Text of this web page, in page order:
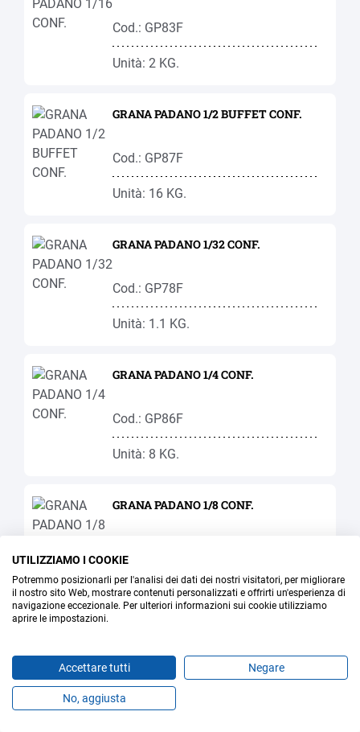
Prodotti Preferiti Temi
Cod.: GP83F
Unità: 2 KG.
GRANA PADANO 1/2 BUFFET CONF.
Cod.: GP87F
Unità: 16 KG.
GRANA PADANO 1/32 CONF.
Cod.: GP78F
Unità: 1.1 KG.
GRANA PADANO 1/4 CONF.
Cod.: GP86F
Unità: 8 KG.
GRANA PADANO 1/8 CONF.
Unità: 4.9 KG.
24 MESI
Cod.: GP95F
Unità: 32 KG.
UTILIZZIAMO I COOKIE
Potremmo posizionarli per l'analisi dei dati dei nostri visitatori, per migliorare
il nostro sito Web, mostrare contenuti personalizzati e offrirti un'esperienza di
navigazione eccezionale. Per ulteriori informazioni sui cookie utilizziamo
aprire le impostazioni.
Accettare tutti Negare
No, aggiusta